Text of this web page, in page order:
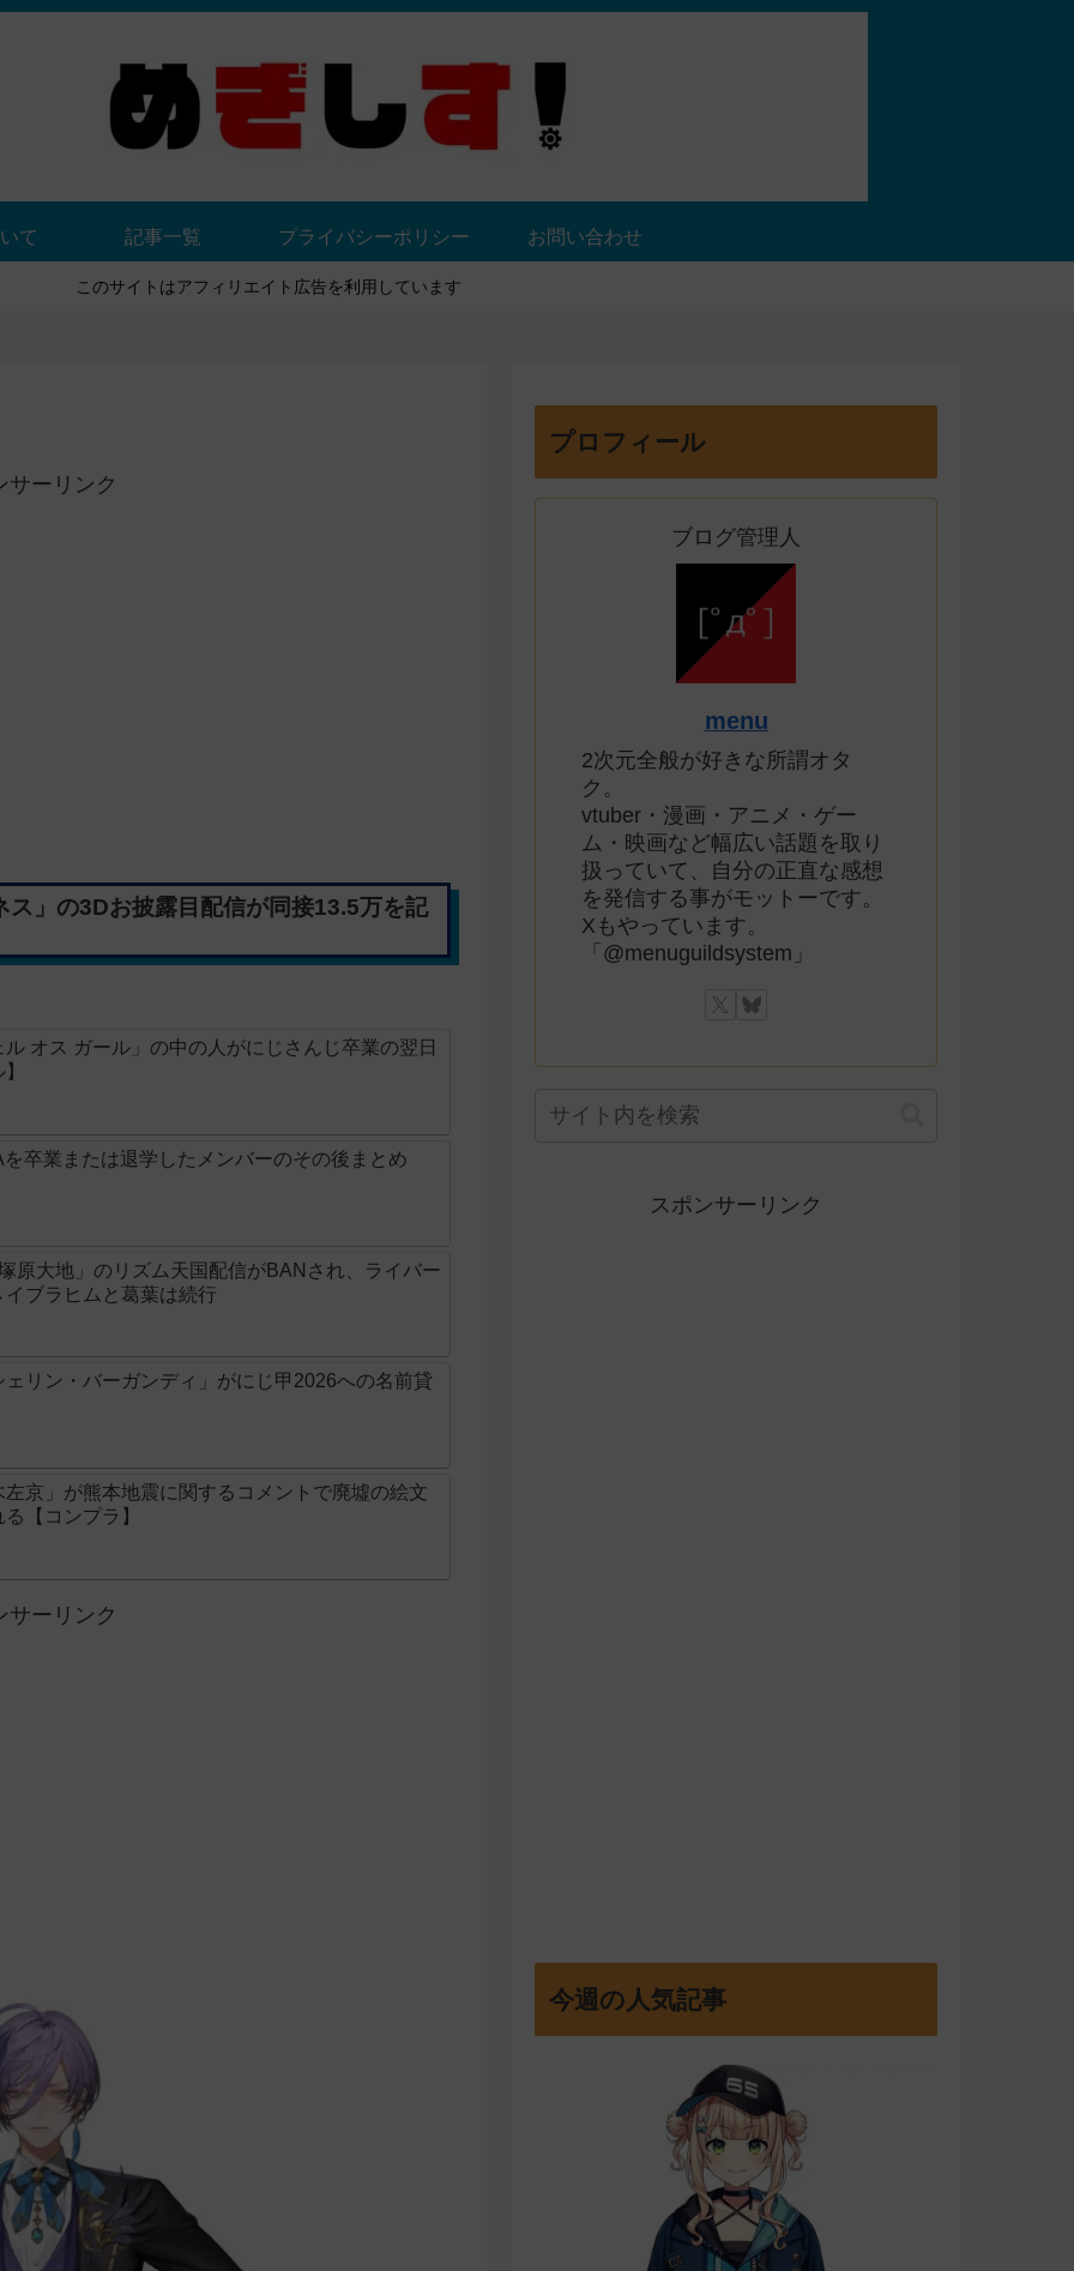
て 記事一覧 プライバシーポリシー お問い合わせ
このサイトはアフィリエイト広告を利用しています
サーリンク
」の3Dお披露目配信が同接13.5万を記
オス ガール」の中の人がにじさんじ卒業の翌日
卒業または退学したメンバーのその後まとめ
原大地」のリズム天国配信がBANされ、ライバー
ブラヒムと葛葉は続行
リン・バーガンディ」がにじ甲2026への名前貸
京」が熊本地震に関するコメントで廃墟の絵文
【コンプラ】
サーリンク
プロフィール
ブログ管理人
menu
2次元全般が好きな所謂オタ
ク。
vtuber・漫画・アニメ・ゲー
ム・映画など幅広い話題を取り
扱っていて、自分の正直な感想
を発信する事がモットーです。
Xもやっています。
「@menuguildsystem」
スポンサーリンク
今週の人気記事